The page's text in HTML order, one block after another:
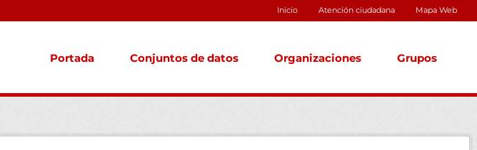
Inicio Atención ciudadana Mapa Web
Portada Conjuntos de datos Organizaciones Grupos